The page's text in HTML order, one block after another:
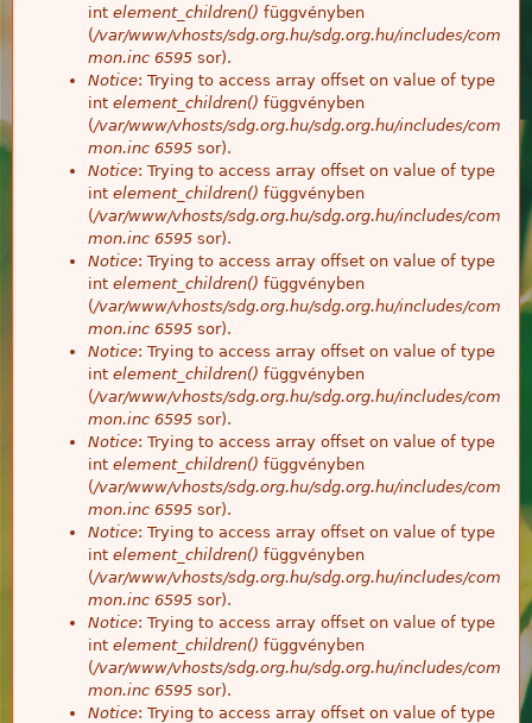
int element_children() függvényben
(/var/www/vhosts/sdg.org.hu/sdg.org.hu/includes/com
mon.inc 6595 sor).
Notice: Trying to access array offset on value of type
int element_children() függvényben
(/var/www/vhosts/sdg.org.hu/sdg.org.hu/includes/com
mon.inc 6595 sor).
Notice: Trying to access array offset on value of type
int element_children() függvényben
(/var/www/vhosts/sdg.org.hu/sdg.org.hu/includes/com
mon.inc 6595 sor).
Notice: Trying to access array offset on value of type
int element_children() függvényben
(/var/www/vhosts/sdg.org.hu/sdg.org.hu/includes/com
mon.inc 6595 sor).
Notice: Trying to access array offset on value of type
int element_children() függvényben
(/var/www/vhosts/sdg.org.hu/sdg.org.hu/includes/com
mon.inc 6595 sor).
Notice: Trying to access array offset on value of type
int element_children() függvényben
(/var/www/vhosts/sdg.org.hu/sdg.org.hu/includes/com
mon.inc 6595 sor).
Notice: Trying to access array offset on value of type
int element_children() függvényben
(/var/www/vhosts/sdg.org.hu/sdg.org.hu/includes/com
mon.inc 6595 sor).
Notice: Trying to access array offset on value of type
int element_children() függvényben
(/var/www/vhosts/sdg.org.hu/sdg.org.hu/includes/com
mon.inc 6595 sor).
Notice: Trying to access array offset on value of type